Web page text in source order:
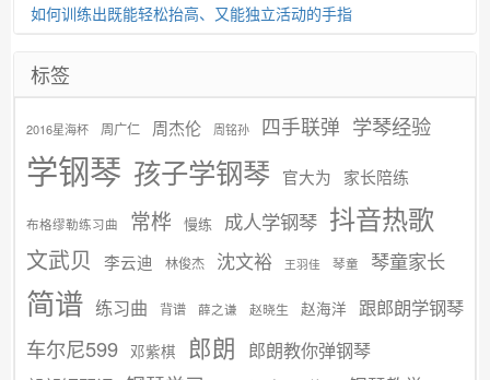
如何训练出既能轻松抬高、又能独立活动的手指
标签
2016星海杯 周广仁 周杰伦 周铭孙 四手联弹 学琴经验
学钢琴 孩子学钢琴 官大为 家长陪练
布格缪勒练习曲 常桦 慢练 成人学钢琴 抖音热歌
文武贝 李云迪 林俊杰 沈文裕 王羽佳 琴童 琴童家长
简谱 练习曲 背谱 薛之谦 赵晓生 赵海洋 跟郎朗学钢琴
车尔尼599 邓紫棋 郎朗 郎朗教你弹钢琴